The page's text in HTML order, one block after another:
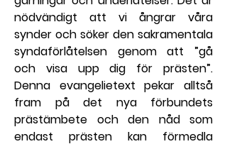
nödvändigt att vi ångrar våra
synder och söker den sakramentala
syndaförlåtelsen genom att ”gå
och visa upp dig för prästen”.
Denna evangelietext pekar alltså
fram på det nya förbundets
prästämbete och den nåd som
endast prästen kan förmedla